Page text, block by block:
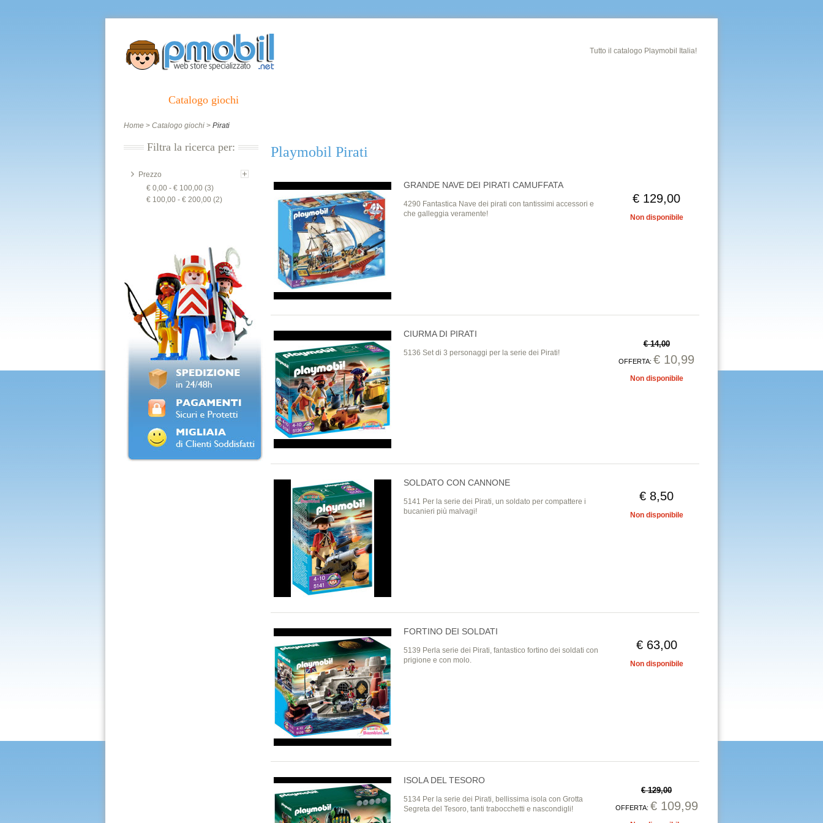
Tutto il catalogo Playmobil Italia!
Catalogo giochi
Home > Catalogo giochi > Pirati
Playmobil Pirati
GRANDE NAVE DEI PIRATI CAMUFFATA
4290 Fantastica Nave dei pirati con tantissimi accessori e
che galleggia veramente!
€ 129,00
Non disponibile
CIURMA DI PIRATI
5136 Set di 3 personaggi per la serie dei Pirati!
€ 14,00
OFFERTA: € 10,99
Non disponibile
SOLDATO CON CANNONE
5141 Per la serie dei Pirati, un soldato per compattere i
bucanieri più malvagi!
€ 8,50
Non disponibile
FORTINO DEI SOLDATI
5139 Perla serie dei Pirati, fantastico fortino dei soldati con
prigione e con molo.
€ 63,00
Non disponibile
ISOLA DEL TESORO
5134 Per la serie dei Pirati, bellissima isola con Grotta
Segreta del Tesoro, tanti trabocchetti e nascondigli!
€ 129,00
OFFERTA: € 109,99
Filtra la ricerca per:
Prezzo
€ 0,00 - € 100,00 (3)
€ 100,00 - € 200,00 (2)